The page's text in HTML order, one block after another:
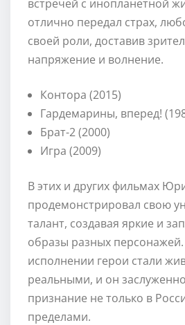
встречей с инопланетной
отлично передал страх,
своей роли, доставив
напряжение и волнение.
Контора (2015)
Гардемарины, вперед!
Брат-2 (2000)
Игра (2009)
В этих и других фильмах
продемонстрировал свою
талант, создавая яркие и
образы разных персонажей.
исполнении герои стали
реальными, и он
признание не только в
пределами.